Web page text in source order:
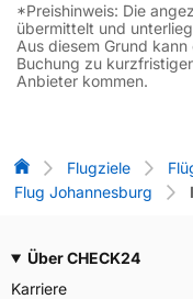
*Preishinweis: Die
übermittelt und
Aus diesem Grund
Buchung zu
Anbieter kommen.
Flug-Vergleich
Flugziele
Flug Johannesburg
Über CHECK24
Karriere